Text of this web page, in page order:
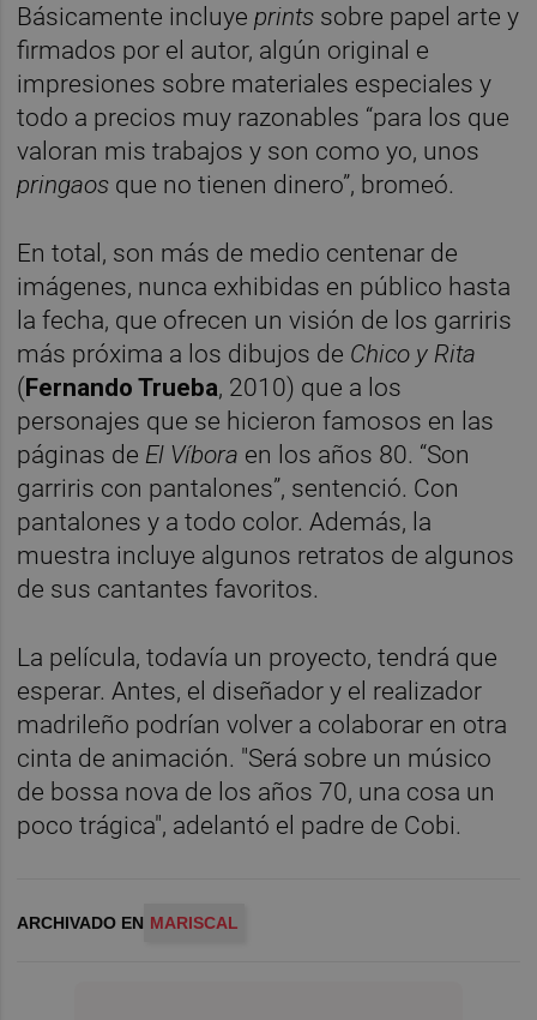
Básicamente incluyeprints sobre papel arte y
firmados por el autor, algún original e
impresiones sobre materiales especiales y
todo a precios muy razonables “para los que
valoran mis trabajos y son como yo, unos
pringaos que no tienen dinero”, bromeó.
En total, son más de medio centenar de
imágenes, nunca exhibidas en público hasta
la fecha, que ofrecen un visión de los garriris
más próxima a los dibujos de Chico y Rita
(Fernando Trueba, 2010) que a los
personajes que se hicieron famosos en las
páginas de El Víbora en los años 80. “Son
garriris con pantalones”, sentenció. Con
pantalones y a todo color. Además, la
muestra incluye algunos retratos de algunos
de sus cantantes favoritos.
La película, todavía un proyecto, tendrá que
esperar. Antes, el diseñador y el realizador
madrileño podrían volver a colaborar en otra
cinta de animación. "Será sobre un músico
de bossa nova de los años 70, una cosa un
poco trágica", adelantó el padre de Cobi.
ARCHIVADO EN MARISCAL